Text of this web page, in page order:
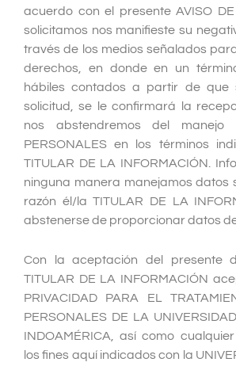
acuerdo con el presente AVISO DE
solicitamos nos manifieste su
través de los medios señalados
derechos, en donde en un
hábiles contados a partir de que
solicitud, se le confirmará la
nos abstendremos del manejo
PERSONALES en los términos
TITULAR DE LA INFORMACIÓN.
ninguna manera manejamos datos
razón él/la TITULAR DE LA
abstenerse de proporcionar datos
Con la aceptación del presente
TITULAR DE LA INFORMACIÓN
PRIVACIDAD PARA EL
PERSONALES DE LA
INDOAMÉRICA, así como
los fines aquí indicados con la